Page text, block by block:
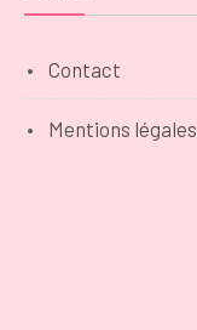
Contact
Mentions légales